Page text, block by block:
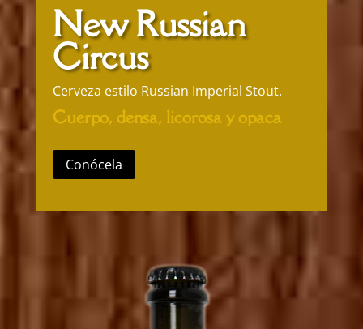
New Russian
Circus
Cerveza estilo Russian Imperial Stout.
Cuerpo, densa, licorosa y opaca
Conócela